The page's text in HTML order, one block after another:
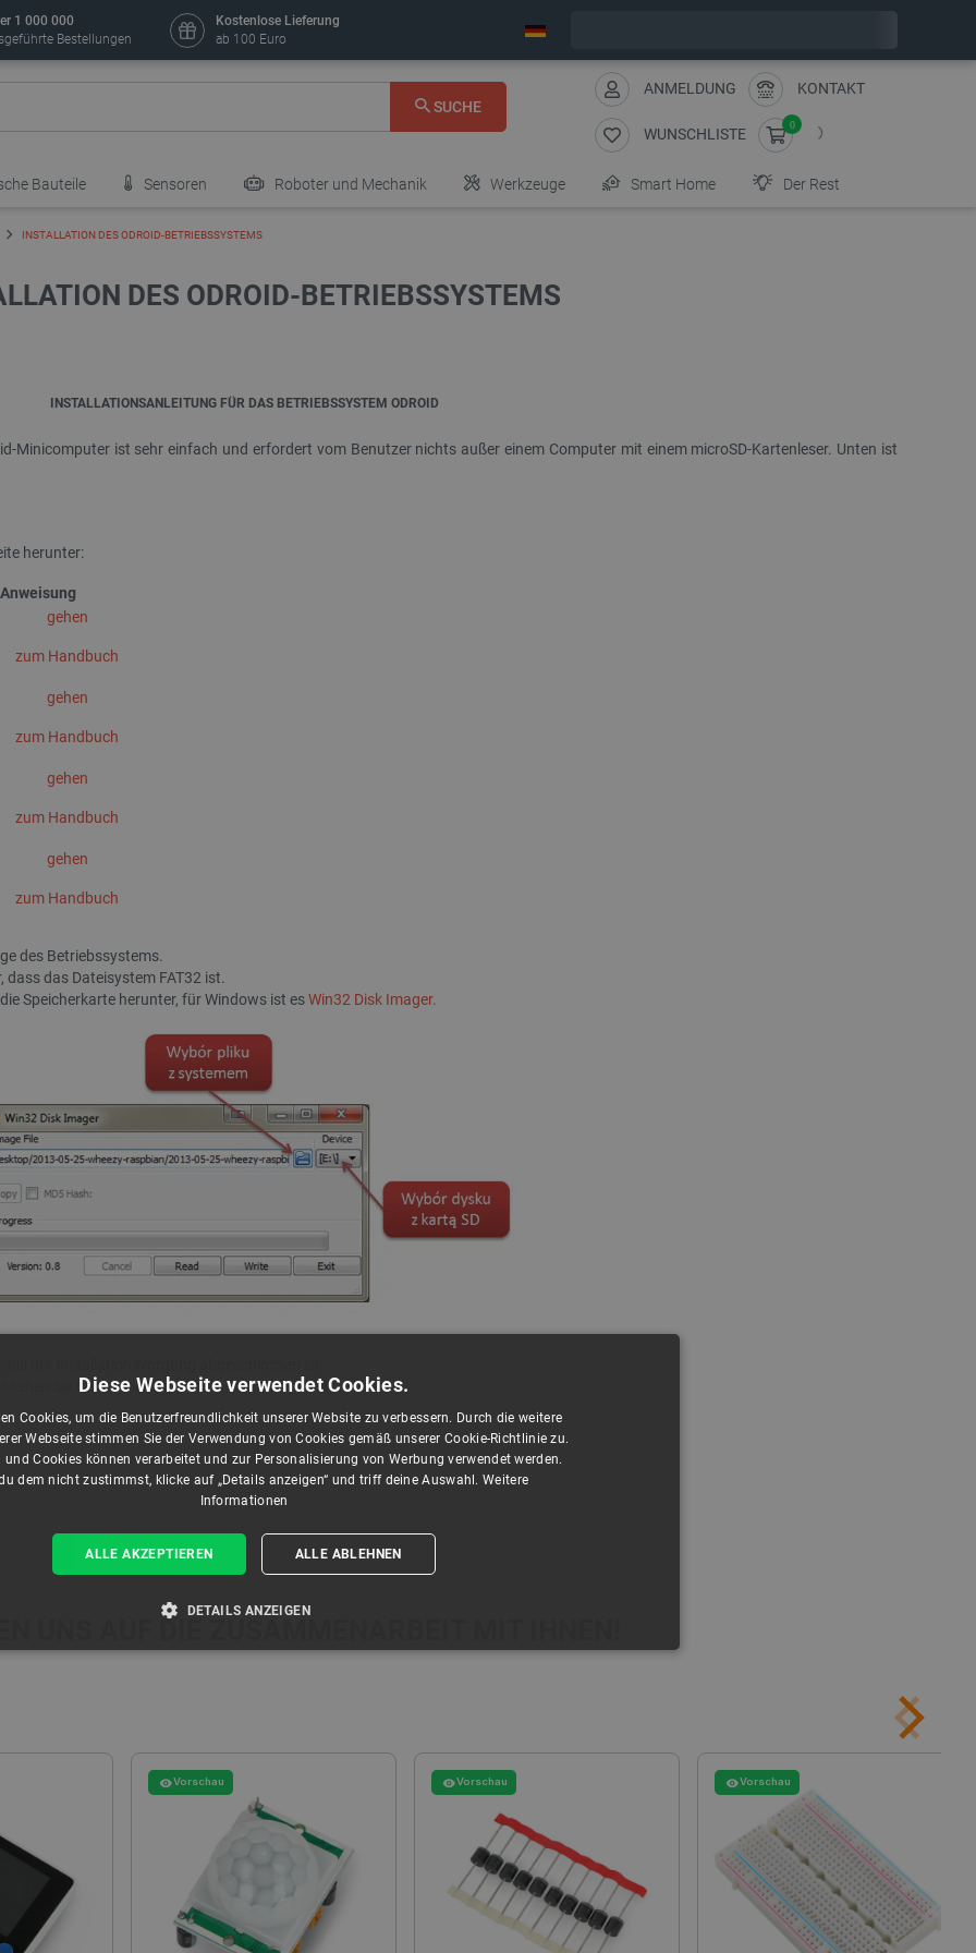
1 000 000
Bestellungen
Kostenlose Lieferung
ab 100 Euro
SUCHE
ANMELDUNG KONTAKT
WUNSCHLISTE
0
Bauteile Sensoren Roboter und Mechanik Werkzeuge Smart Home Der Rest
INSTALLATION DES ODROID-BETRIEBSSYSTEMS
DES ODROID-BETRIEBSSYSTEMS
INSTALLATIONSANLEITUNG FÜR DAS BETRIEBSSYSTEM ODROID
Minicomputer ist sehr einfach und erfordert vom Benutzer nichts außer einem Computer mit einem microSD-Kartenleser. Unten ist
herunter:
Anweisung
gehen
zum Handbuch
gehen
zum Handbuch
gehen
zum Handbuch
gehen
zum Handbuch
des Betriebssystems.
dass das Dateisystem FAT32 ist.
Speicherkarte herunter, für Windows ist esWin32 Disk Imager.
bis der Installationsvorgang abgeschlossen ist.
Sie den Monitor, die Tastatur und das Netzteil an.
Vorschau Vorschau Vorschau
Diese Webseite verwendet Cookies.
Cookies, um die Benutzerfreundlichkeit unserer Website zu verbessern. Durch die weitere
Webseite stimmen Sie der Verwendung von Cookies gemäß unserer Cookie-Richtlinie zu.
und Cookies können verarbeitet und zur Personalisierung von Werbung verwendet werden.
dem nicht zustimmst, klicke auf „Details anzeigen“ und triff deine Auswahl.Weitere
Informationen
ALLE AKZEPTIEREN ALLE ABLEHNEN
DETAILS ANZEIGEN
Unbedingt erforderlich Funktionalität
ermöglichen wesentliche Kernfunktionen der Website wie die Benutzeranmeldung und die Kontoverwaltung. Ohne
kann die Website nicht ordnungsgemäß verwendet werden.
Beschreibung
.youtube.com
5 Monate 4
Dieses Cookie dient der Speicherung der Einwilligungs- und
Datenschutzbestimmungen des Nutzers für ihre Interaktion mit
der Website. Es erfasst Daten über die Einwilligung des
Besuchers in Bezug auf verschiedene Datenschutzrichtlinien